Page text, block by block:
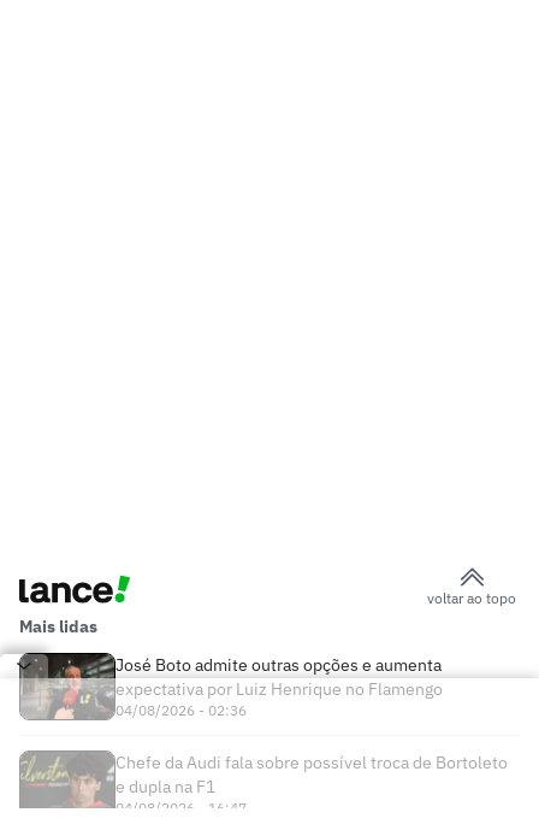
voltar ao topo
Mais lidas
José Boto admite outras opções e aumenta
expectativa por Luiz Henrique no Flamengo
04/08/2026 - 02:36
Chefe da Audi fala sobre possível troca de Bortoleto
e dupla na F1
04/08/2026 - 16:47